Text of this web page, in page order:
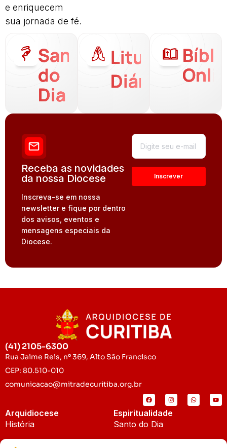
e enriquecem
sua jornada de fé.
Santo
do
Dia
Liturgia
Diária
Receba as novidades
da nossa Diocese
Inscreva-se em nossa
newsletter e fique por dentro
dos avisos, eventos e
mensagens especiais da
Diocese.
(41) 2105-6300
Rua Jaime Reis, nº 369, Alto São Francisco
CEP: 80.510-010
comunicacao@mitradecuritiba.org.br
Arquidiocese
História
Espiritualidade
Santo do Dia